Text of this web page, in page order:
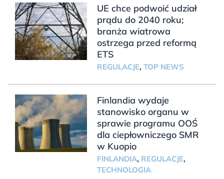
UE chce podwoić udział
prądu do 2040 roku;
branża wiatrowa
ostrzega przed reformą
ETS
REGULACJE, TOP NEWS
Finlandia wydaje
stanowisko organu w
sprawie programu OOŚ
dla ciepłowniczego SMR
w Kuopio
FINLANDIA, REGULACJE,
TECHNOLOGIA